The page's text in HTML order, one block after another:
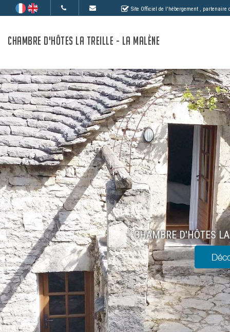
Site Officiel de l'hébergement , partenaire
CHAMBRE D'HÔTES LA TREILLE - LA MALÈNE
CHAMBRE D'HÔTES